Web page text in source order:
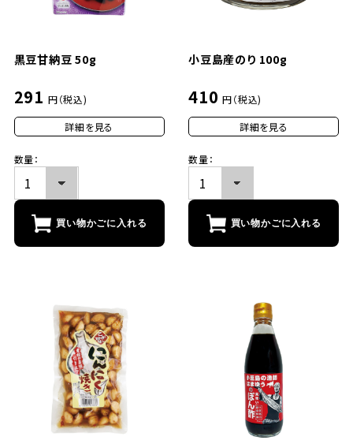
黒豆甘納豆 50g
291 円（税込)
詳細を見る
数量：
買い物かごに入れる
小豆島産のり 100g
410 円（税込)
詳細を見る
数量：
買い物かごに入れる